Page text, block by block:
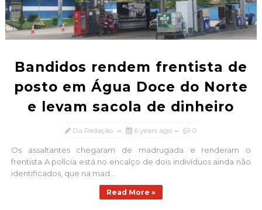
Bandidos rendem frentista de
posto em Água Doce do Norte
e levam sacola de dinheiro
Da Redação 6 years ago 0
Os assaltantes chegaram de madrugada e renderam o
frentista A polícia está no encalço de dois indivíduos ainda não
identificados, que na mad...
Read More »